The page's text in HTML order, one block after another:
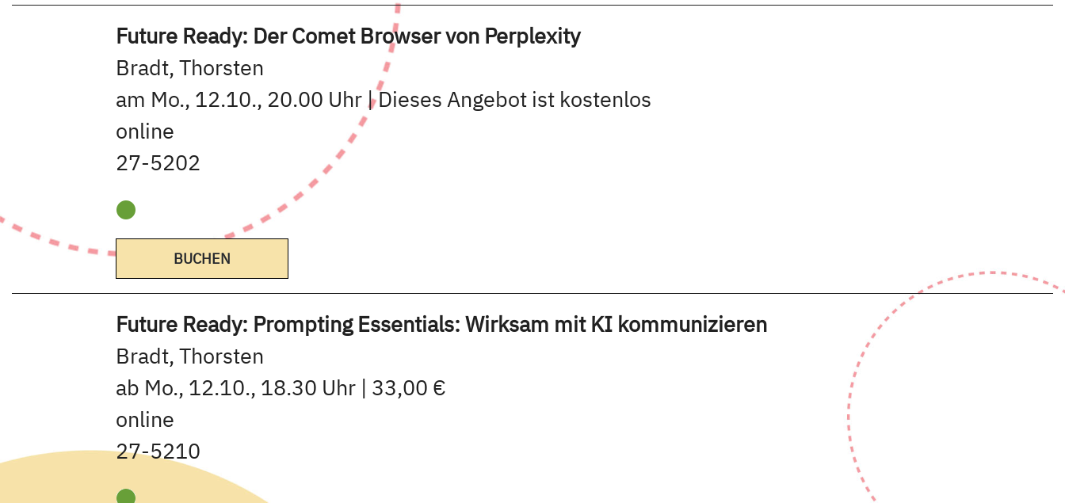
Future Ready: Der Comet Browser von Perplexity
Bradt, Thorsten
am Mo., 12.10., 20.00 Uhr | Dieses Angebot ist kostenlos
online
27-5202
BUCHEN
Future Ready: Prompting Essentials: Wirksam mit KI kommunizieren
Bradt, Thorsten
ab Mo., 12.10., 18.30 Uhr | 33,00 €
online
27-5210